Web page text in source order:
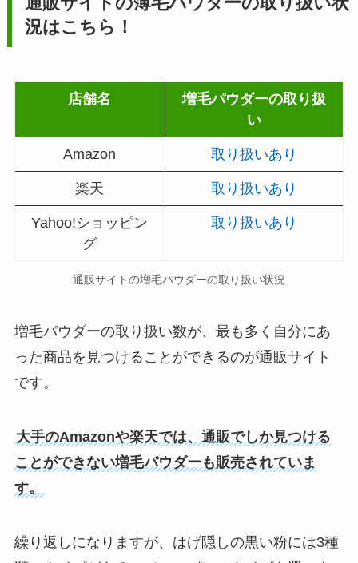
況はこちら！
店舗名
増毛パウダーの取り扱
い
Amazon 取り扱いあり
楽天 取り扱いあり
Yahoo!ショッピン
グ
取り扱いあり
通販サイトの増毛パウダーの取り扱い状況
増毛パウダーの取り扱い数が、最も多く自分にあ
った商品を見つけることができるのが通販サイト
です。
大手のAmazonや楽天では、通販でしか見つける
ことができない増毛パウダーも販売されていま
す。
繰り返しになりますが、はげ隠しの黒い粉には3種